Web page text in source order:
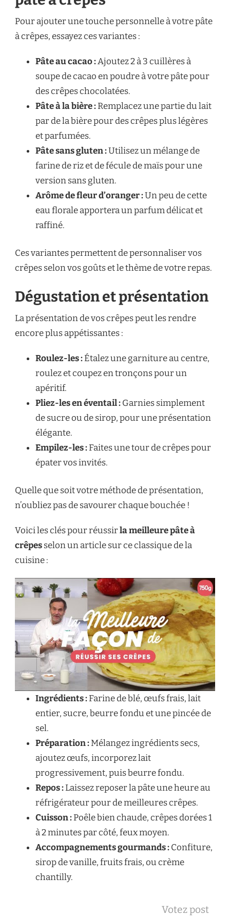
Pour ajouter une touche personnelle à votre pâte
à crêpes, essayez ces variantes :
Pâte au cacao :Ajoutez 2 à 3 cuillères à
soupe de cacao en poudre à votre pâte pour
des crêpes chocolatées.
Pâte à la bière :Remplacez une partie du lait
par de la bière pour des crêpes plus légères
et parfumées.
Pâte sans gluten :Utilisez un mélange de
farine de riz et de fécule de maïs pour une
version sans gluten.
Arôme de fleur d’oranger :Un peu de cette
eau florale apportera un parfum délicat et
raffiné.
Ces variantes permettent de personnaliser vos
crêpes selon vos goûts et le thème de votre repas.
Dégustation et présentation
La présentation de vos crêpes peut les rendre
encore plus appétissantes :
Roulez-les :Étalez une garniture au centre,
roulez et coupez en tronçons pour un
apéritif.
Pliez-les en éventail :Garnies simplement
de sucre ou de sirop, pour une présentation
élégante.
Empilez-les :Faites une tour de crêpes pour
épater vos invités.
Quelle que soit votre méthode de présentation,
n’oubliez pas de savourer chaque bouchée !
Voici les clés pour réussirla meilleure pâte à
crêpesselon un article sur ce classique de la
cuisine :
Ingrédients :Farine de blé, œufs frais, lait
entier, sucre, beurre fondu et une pincée de
sel.
Préparation :Mélangez ingrédients secs,
ajoutez œufs, incorporez lait
progressivement, puis beurre fondu.
Repos :Laissez reposer la pâte une heure au
réfrigérateur pour de meilleures crêpes.
Cuisson :Poêle bien chaude, crêpes dorées 1
à 2 minutes par côté, feux moyen.
Accompagnements gourmands :Confiture,
sirop de vanille, fruits frais, ou crème
chantilly.
Votez post